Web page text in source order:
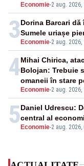
Economie-2 aug. 2026,
3Economie-2 aug. 2026,
Dorina Barcari
Sumele uriașe
4
Economie-2 aug. 2026,
Mihai Chirica,
Bolojan: Trebuie
omaneii în stare
5Economie-2 aug. 2026,
Daniel Udrescu:
central al